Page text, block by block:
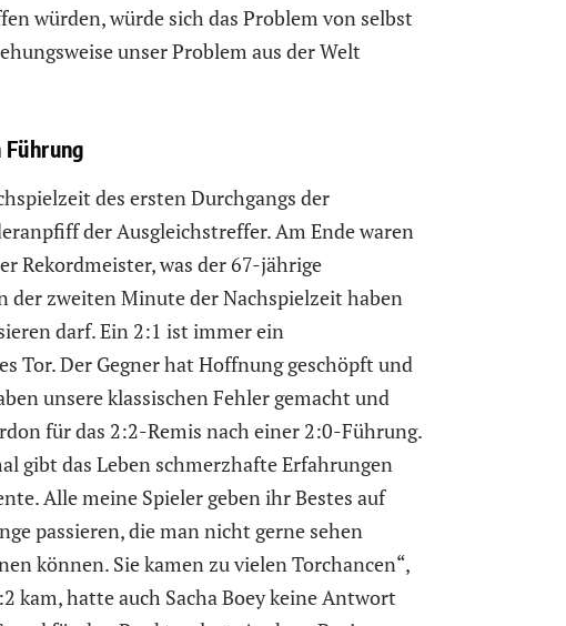
würden, würde sich das Problem von selbst
unser Problem aus der Welt
Führung
des ersten Durchgangs der
der Ausgleichstreffer. Am Ende waren
Rekordmeister, was der 67-jährige
der zweiten Minute der Nachspielzeit haben
darf. Ein 2:1 ist immer ein
Tor. Der Gegner hat Hoffnung geschöpft und
unsere klassischen Fehler gemacht und
für das 2:2-Remis nach einer 2:0-Führung.
gibt das Leben schmerzhafte Erfahrungen
Alle meine Spieler geben ihr Bestes auf
passieren, die man nicht gerne sehen
können. Sie kamen zu vielen Torchancen“,
kam, hatte auch Sacha Boey keine Antwort